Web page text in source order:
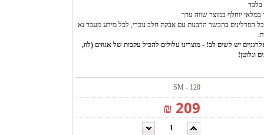
במלאי יוחלף במוצר שווה ערך
הפרלינים בהכשר הרבנות עם אבקת חלב נוכרי, לכל מידע מעבר נא
יש לשים לב! - מוצרינו עלולים להכיל עקבות של אגוזים (לוז,
וגלוטן!
SM - 120
209 ₪